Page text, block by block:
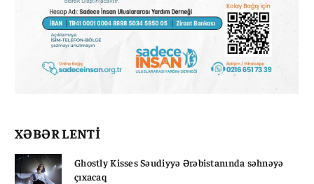
XƏBƏR LENTİ
Ghostly Kisses Səudiyyə Ərəbistanında səhnəyə
çıxacaq